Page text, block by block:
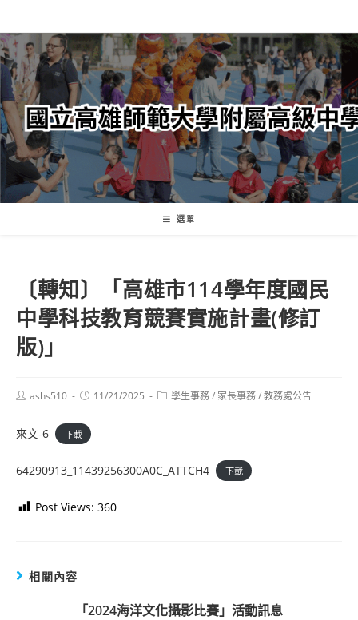
轉
至
主
內
容
選單
〔轉知〕「高雄市114學年度國民
中學科技教育競賽實施計畫(修訂
版)」
Postashs510
Post11/21/2025
Post學生事務/ 家長事務/教務處公告
來文-6 下載
64290913_11439256300A0C_ATTCH4 下載
Post Views: 360
相關內容
「2024海洋文化攝影比賽」活動訊息